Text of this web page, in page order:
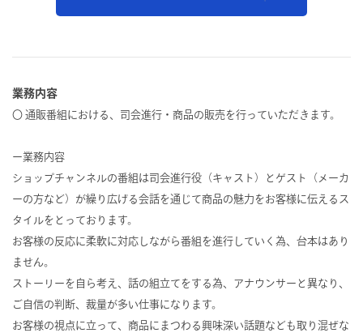
業務内容
〇 通販番組における、司会進行・商品の販売を行っていただきます。
ー業務内容
ショップチャンネルの番組は司会進行役（キャスト）とゲスト（メーカ
ーの方など）が繰り広げる会話を通じて商品の魅力をお客様に伝えるス
タイルをとっております。
お客様の反応に柔軟に対応しながら番組を進行していく為、台本はあり
ません。
ストーリーを自ら考え、話の組立てをする為、アナウンサーと異なり、
ご自信の判断、裁量が多い仕事になります。
お客様の視点に立って、商品にまつわる興味深い話題なども取り混ぜな